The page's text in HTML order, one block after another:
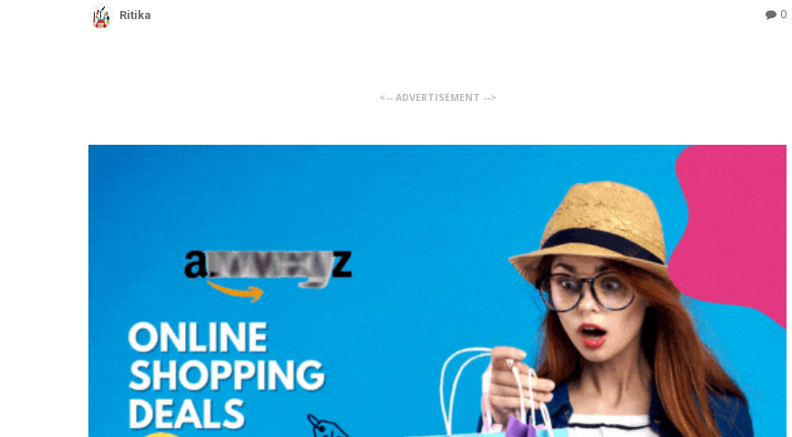
Ritika 0
<-- ADVERTISEMENT -->